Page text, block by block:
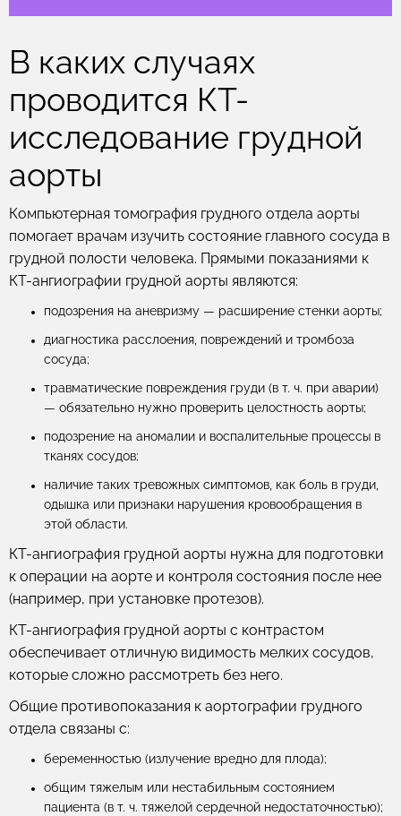
В каких случаях
проводится КТ-
исследование грудной
аорты
Компьютерная томография грудного отдела аорты
помогает врачам изучить состояние главного сосуда в
грудной полости человека. Прямыми показаниями к
КТ-ангиографии грудной аорты являются:
подозрения на аневризму — расширение стенки аорты;
диагностика расслоения, повреждений и тромбоза
сосуда;
травматические повреждения груди (в т. ч. при аварии)
— обязательно нужно проверить целостность аорты;
подозрение на аномалии и воспалительные процессы в
тканях сосудов;
наличие таких тревожных симптомов, как боль в груди,
одышка или признаки нарушения кровообращения в
этой области.
КТ-ангиография грудной аорты нужна для подготовки
к операции на аорте и контроля состояния после нее
(например, при установке протезов).
КТ-ангиография грудной аорты с контрастом
обеспечивает отличную видимость мелких сосудов,
которые сложно рассмотреть без него.
Общие противопоказания к аортографии грудного
отдела связаны с:
беременностью (излучение вредно для плода);
общим тяжелым или нестабильным состоянием
пациента (в т. ч. тяжелой сердечной недостаточностью);